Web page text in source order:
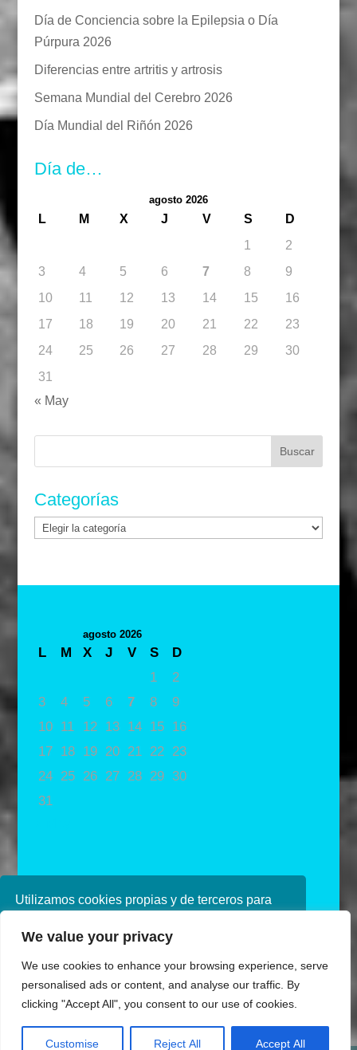
Utilizamos cookies propias y de terceros para
navegando, consideramos que acepta su uso.
política de cookies consulte nuestra
Política de
privacidad
We value your privacy
We use cookies to enhance your browsing experience, serve
personalised ads or content, and analyse our traffic. By
clicking "Accept All", you consent to our use of cookies.
Customise Reject All Accept All
Día de Conciencia sobre la Epilepsia o Día
Púrpura 2026
Diferencias entre artritis y artrosis
Semana Mundial del Cerebro 2026
Día Mundial del Riñón 2026
Día de…
agosto 2026
L M X J V S
D
1
2
3
4 5 6 7 8
9
10
11 12 13 14 15
16
17
18 19 20 21 22
23
24
25 26 27 28 29
30
31
« May
Buscar:
Categorías
Categorías
agosto 2026
L M X J V S
D
1
2
3
4 5 6 7 8
9
10
11 12 13 14 15
16
17
18 19 20 21 22
23
24
25 26 27 28 29 30
31
Diseñado por Ana de Miguel